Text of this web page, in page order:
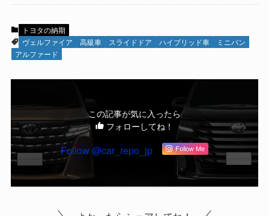
トヨタの納期
ヴェルファイア
高級車 スライドドア ハイブリッド車
ミニバン
アルファード
この記事が気に入ったら
フォローしてね！
Follow @car_repo_jp Follow Me